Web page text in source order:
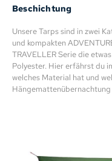
Beschichtung
Unsere Tarps sind in zwei
und kompakten
TRAVELLER Serie die
Polyester. Hier erfährst du
welches Material hat und